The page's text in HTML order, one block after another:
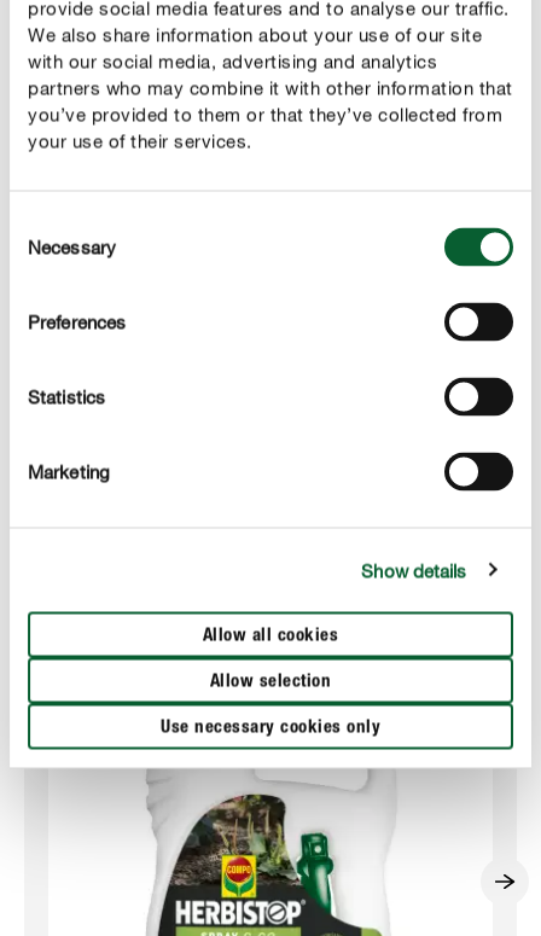
provide social media features and to analyse our traffic.
We also share information about your use of our site
with our social media, advertising and analytics
partners who may combine it with other information that
you’ve provided to them or that they’ve collected from
your use of their services.
Selection
Necessary
Preferences
Statistics
Marketing
Show details
Allow all cookies
Allow selection
Use necessary cookies only
Concentré
Ce produit concentré doit être dissous dans l'eau avant
utilisation, conformément aux recommandations de
dosage indiquées sur l'emballage.
DESCRIPTION DU PRODUIT
UTILISATION